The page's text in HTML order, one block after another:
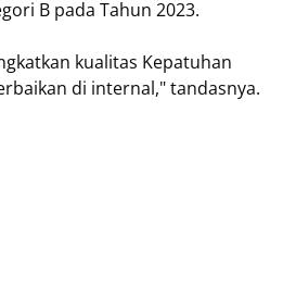
B pada Tahun 2023.
kualitas Kepatuhan
di internal," tandasnya.